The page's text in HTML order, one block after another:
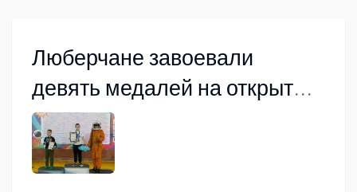
Люберчане завоевали
девять медалей на открытых
городских соревнованиях по
плаванию